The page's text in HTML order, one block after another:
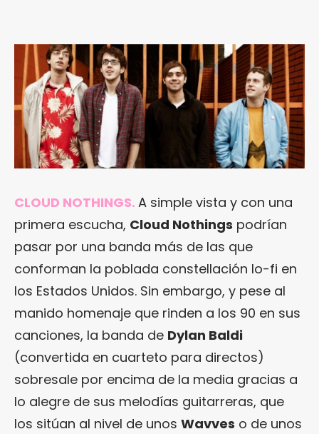
CLOUD NOTHINGS. A simple vista y con una
primera escucha, Cloud Nothings podrían
pasar por una banda más de las que
conforman la poblada constellación lo-fi en
los Estados Unidos. Sin embargo, y pese al
manido homenaje que rinden a los 90 en sus
canciones, la banda de Dylan Baldi
(convertida en cuarteto para directos)
sobresale por encima de la media gracias a
lo alegre de sus melodías guitarreras, que
los sitúan al nivel de unos Wavves o de unos